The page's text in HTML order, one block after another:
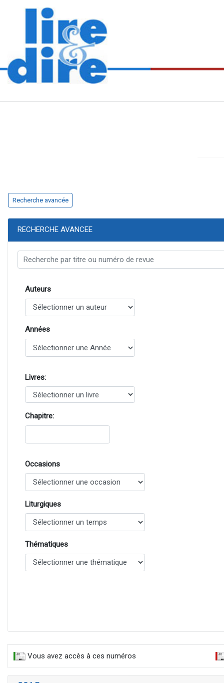
Recherche avancée
RECHERCHE AVANCEE
Auteurs
Années
Livres:
Chapitre:
Occasions
Liturgiques
Thématiques
Vous avez accès à ces numéros